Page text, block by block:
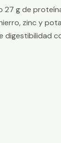
g de
zinc y